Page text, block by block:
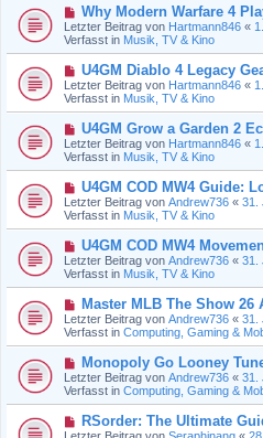
B
e
i
t
a
g
N
e
u
e
B
e
i
t
a
g
Why Modern Warfare 4
Letzter Beitrag von Hartmann846 «
Verfasst in Musik, TV & Kino
N
e
u
e
B
e
i
t
a
g
U4GM Diablo 4 Legacy
Letzter Beitrag von Hartmann846 «
Verfasst in Musik, TV & Kino
N
e
u
e
B
e
i
t
a
g
U4GM Grow a Garden 2
Letzter Beitrag von Hartmann846 «
Verfasst in Musik, TV & Kino
N
e
u
e
B
e
i
t
a
g
U4GM COD MW4 Guide:
Letzter Beitrag von Andrew736 « 31.
Verfasst in Musik, TV & Kino
N
e
u
e
B
e
i
t
a
g
U4GM COD MW4
Letzter Beitrag von Andrew736 « 31.
Verfasst in Musik, TV & Kino
N
e
u
e
B
e
i
t
a
Master MLB The Show 26
Letzter Beitrag von Andrew736 « 31.
Verfasst in Computing, Gaming &
N
e
u
e
B
Monopoly Go Looney
Letzter Beitrag von Andrew736 « 31.
Verfasst in Computing, Gaming &
N
e
RSorder: The Ultimate
Letzter Beitrag von Seraphinang «